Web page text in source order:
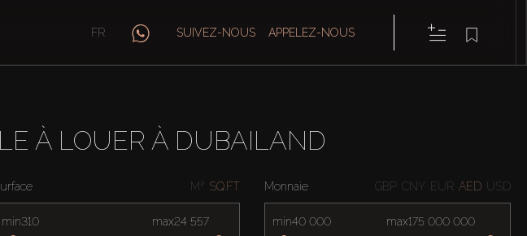
FR SUIVEZ-NOUS APPELEZ-NOUS
À LOUER À DUBAILAND
M² SQ.FT
min max
Monnaie GBP CNY EUR AED USD
min max